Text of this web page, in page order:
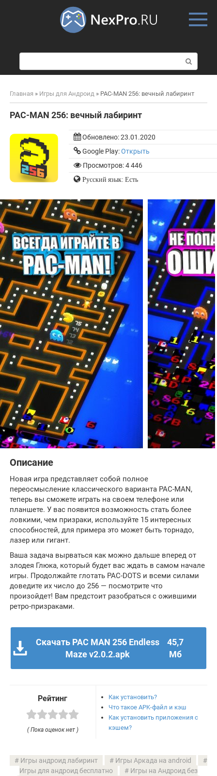
о
и
к
Главная » Игры для Андроид » PAC-MAN 256: вечный лабиринт
PAC-MAN 256: вечный лабиринт
Обновлено:23.01.2020
Google Play:Открыть
Просмотров: 4 446
Русский язык: Есть
Описание
Новая игра представляет собой полное
переосмысление классического варианта PAC-MAN,
теперь вы сможете играть на своем телефоне или
планшете. У вас появится возможность стать более
ловкими, чем призраки, используйте 15 интересных
способностей, для примера это может быть торнадо,
лазер или гигант.
Ваша задача вырваться как можно дальше вперед от
злодея Глюка, который будет вас ждать в самом начале
игры. Продолжайте глотать PAC-DOTS и всеми силами
доведите их число до 256 — посмотрите что
произойдет! Вам предстоит разобраться с ожившими
ретро-призраками.
Скачать PAC MAN 256 Endless
Maze v2.0.2.apk
45,7
Мб
Рейтинг
( Пока оценок нет )
Как установить?
Что такое APK-файл и кэш
Как установить приложения с
кэшем?
Игры андроид лабиринт
Игры Аркада на android
Игры для андроид бесплатно
Игры на Андроид без